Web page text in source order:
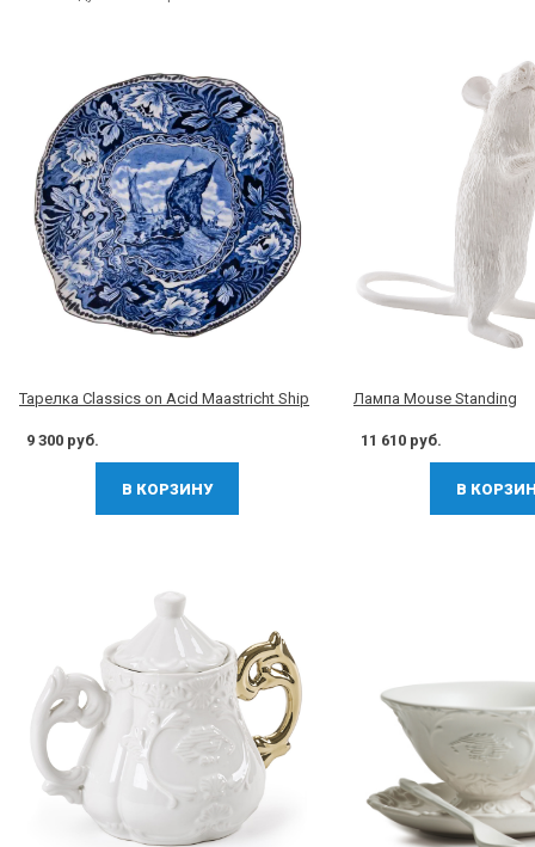
Тарелка Classics on Acid Maastricht Ship
9 300 руб.
В КОРЗИНУ
Лампа Mouse Standing
11 610 руб.
В